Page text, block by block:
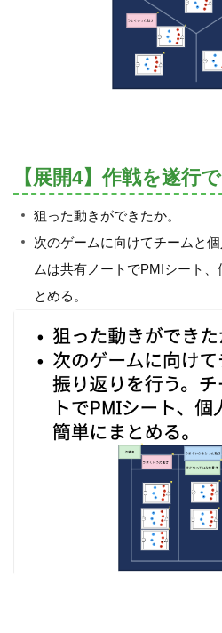
【展開4】作戦を遂行
狙った動きができたか。
次のゲームに向けてチームと
ムは共有ノートでPMIシート
とめる。